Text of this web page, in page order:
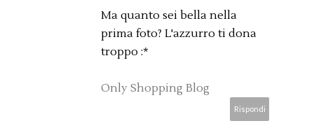
Ma quanto sei bella nella
prima foto? L'azzurro ti dona
troppo :*
Only Shopping Blog
Rispondi